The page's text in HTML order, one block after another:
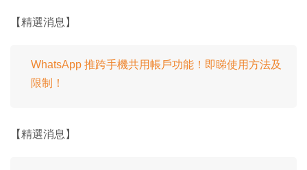
【精選消息】
WhatsApp 推跨手機共用帳戶功能！即睇使用方法及
限制！
【精選消息】